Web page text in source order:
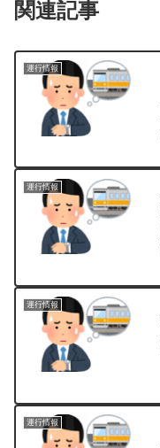
関連記事
運行情報
運行情報
運行情報
運行情報